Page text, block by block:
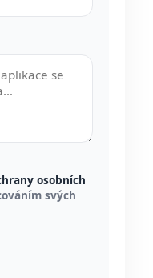
osobních
svých